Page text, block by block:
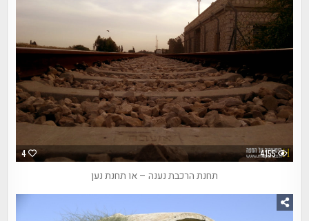
4 4155
תחנת הרכבת נענה – או תחנת נען